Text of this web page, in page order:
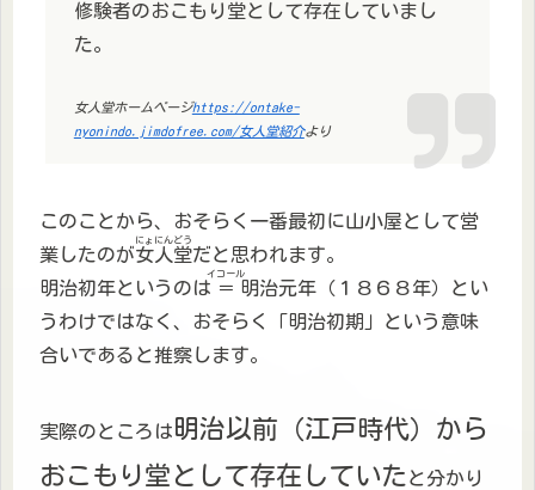
修験者のおこもり堂として存在していまし
た。
女人堂ホームページhttps://ontake-
nyonindo.jimdofree.com/女人堂紹介より
このことから、おそらく一番最初に山小屋として営
業したのが女人堂
にょにんどう
だと思われます。
明治初年というのは ＝
イコール
明治元年（１８６８年）とい
うわけではなく、おそらく「明治初期」という意味
合いであると推察します。
実際のところは明治以前（江戸時代）から
おこもり堂 として存在していた と分かり